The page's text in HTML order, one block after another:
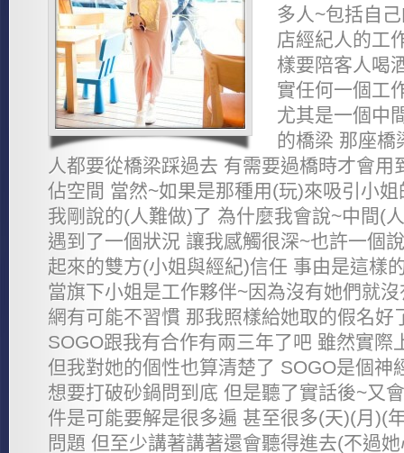
多人~包括自
店經紀人的工
樣要陪客人喝
實任何一個工
尤其是一個中
的橋梁 那座橋
人都要從橋梁踩過去 有需要過橋時才會用
佔空間 當然~如果是那種用(玩)來吸引小
我剛說的(人難做)了 為什麼我會說~中間(
遇到了一個狀況 讓我感觸很深~也許一個
起來的雙方(小姐與經紀)信任 事由是這樣
當旗下小姐是工作夥伴~因為沒有她們就
網有可能不習慣 那我照樣給她取的假名好
SOGO跟我有合作有兩三年了吧 雖然實際
但我對她的個性也算清楚了 SOGO是個神
想要打破砂鍋問到底 但是聽了實話後~又
件是可能要解是很多遍 甚至很多(天)(月)(
問題 但至少講著講著還會聽得進去(不過